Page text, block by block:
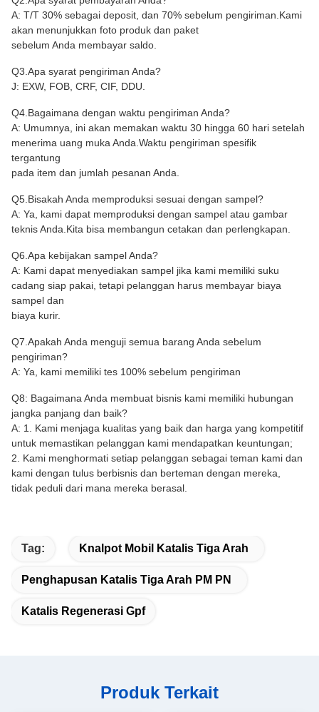
A: T/T 30% sebagai deposit, dan 70% sebelum pengiriman.Kami
akan menunjukkan foto produk dan paket
sebelum Anda membayar saldo.
Q3.Apa syarat pengiriman Anda?
J: EXW, FOB, CRF, CIF, DDU.
Q4.Bagaimana dengan waktu pengiriman Anda?
A: Umumnya, ini akan memakan waktu 30 hingga 60 hari setelah
menerima uang muka Anda.Waktu pengiriman spesifik
tergantung
pada item dan jumlah pesanan Anda.
Q5.Bisakah Anda memproduksi sesuai dengan sampel?
A: Ya, kami dapat memproduksi dengan sampel atau gambar
teknis Anda.Kita bisa membangun cetakan dan perlengkapan.
Q6.Apa kebijakan sampel Anda?
A: Kami dapat menyediakan sampel jika kami memiliki suku
cadang siap pakai, tetapi pelanggan harus membayar biaya
sampel dan
biaya kurir.
Q7.Apakah Anda menguji semua barang Anda sebelum
pengiriman?
A: Ya, kami memiliki tes 100% sebelum pengiriman
Q8: Bagaimana Anda membuat bisnis kami memiliki hubungan
jangka panjang dan baik?
A: 1. Kami menjaga kualitas yang baik dan harga yang kompetitif
untuk memastikan pelanggan kami mendapatkan keuntungan;
2. Kami menghormati setiap pelanggan sebagai teman kami dan
kami dengan tulus berbisnis dan berteman dengan mereka,
tidak peduli dari mana mereka berasal.
Tag: Knalpot Mobil Katalis Tiga Arah
Penghapusan Katalis Tiga Arah PM PN
Katalis Regenerasi Gpf
Produk Terkait